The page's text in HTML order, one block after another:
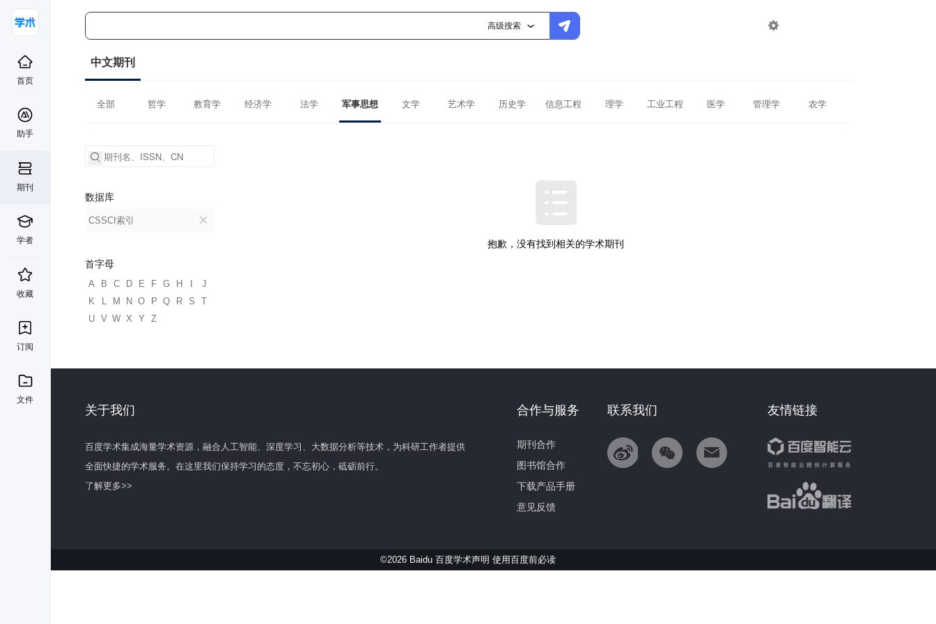
高级搜索 
首页
助手
期刊
学者
收藏
订阅
文件
中文期刊
全部 哲学 教育学 经济学 法学 军事思想 文学 艺术学 历史学 信息工程 理学 工业工程 医学 管理学 农学
数据库
CSSCI索引
首字母
A B C D E F G H
J
K
L M N O P Q R S
T
U
V W X Y Z
抱歉，没有找到相关的学术期刊
关于我们
百度学术集成海量学术资源，融合人工智能、深度学习、大数据分析等技术，为科研工作者提供
全面快捷的学术服务。在这里我们保持学习的态度，不忘初心，砥砺前行。
了解更多>>
友情链接
联系我们
合作与服务
期刊合作
图书馆合作
下载产品手册
意见反馈
©2026 Baidu 百度学术声明 使用百度前必读